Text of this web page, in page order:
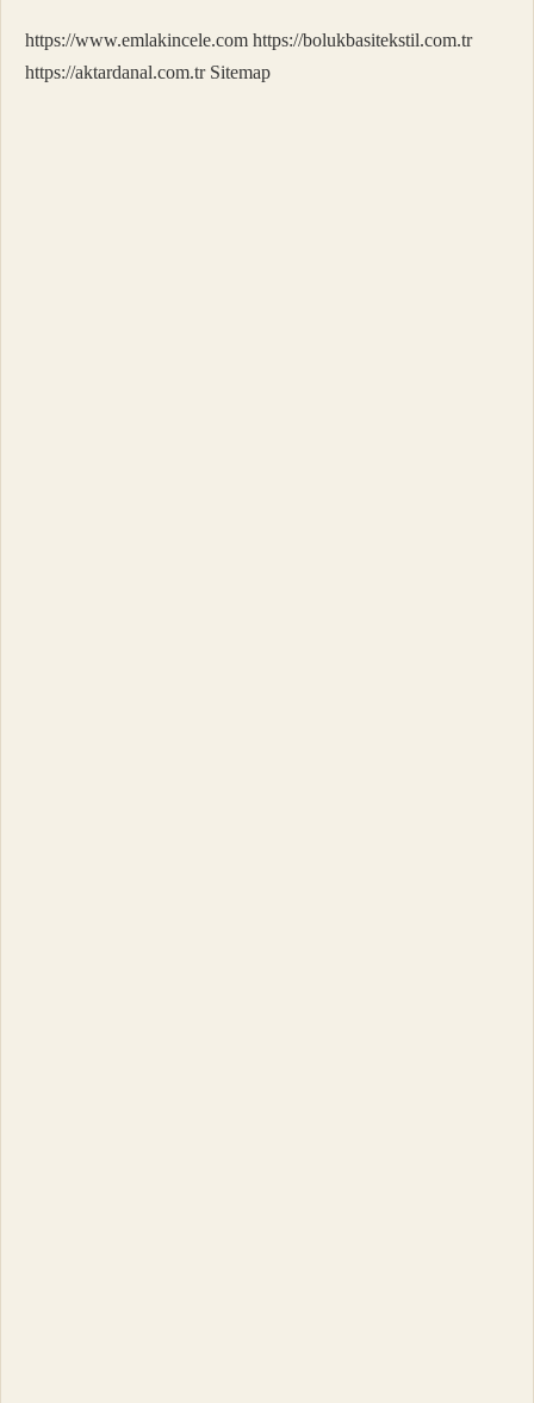
https://www.emlakincele.com https://bolukbasitekstil.com.tr
https://aktardanal.com.tr Sitemap